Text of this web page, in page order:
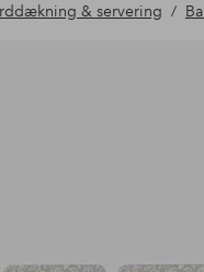
& servering